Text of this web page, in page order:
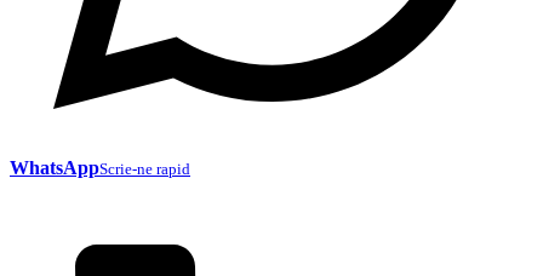
WhatsAppScrie-ne rapid